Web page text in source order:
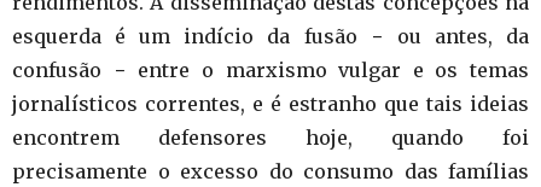
esquerda é um indício da fusão − ou antes, da
confusão − entre o marxismo vulgar e os temas
jornalísticos correntes, e é estranho que tais ideias
encontrem defensores hoje, quando foi
precisamente o excesso do consumo das famílias